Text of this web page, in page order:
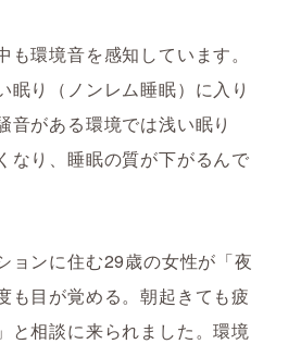
も環境音を感知しています。
眠り（ノンレム睡眠）に入り
音がある環境では浅い眠り
なり、睡眠の質が下がるんで
ョンに住む29歳の女性が「夜
も目が覚める。朝起きても疲
と相談に来られました。環境